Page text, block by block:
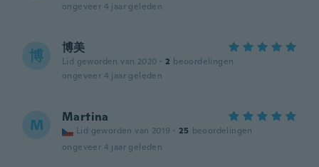
ongeveer 4 jaar geleden
博 博美
Lid geworden van 2020 · 2 beoordelingen
ongeveer 4 jaar geleden
M Martina
Lid geworden van 2019 · 25 beoordelingen
ongeveer 4 jaar geleden